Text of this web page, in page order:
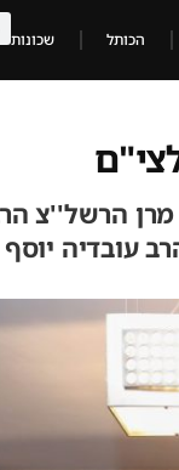
הכותל שכונות
הרשל''צ
יוסף